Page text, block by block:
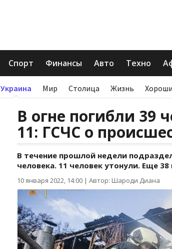
Спорт Финансы Авто Техно
Украина Мир Столица Жизнь
В огне погибли 39
11: ГСЧС о
В течение прошлой недели
человека. 11 человек утонули. Еще 38
10 января 2022, 14:00 | Автор: Шароди Диана